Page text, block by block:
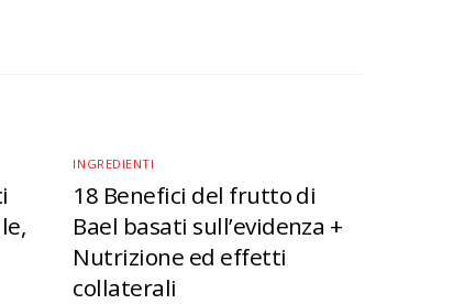
INGREDIENTI
18 Benefici del frutto di
Bael basati sull’evidenza +
Nutrizione ed effetti
collaterali